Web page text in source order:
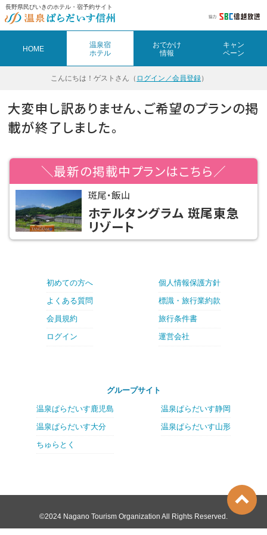
長野県民びいきのホテル・宿予約サイト
HOME
温泉宿
ホテル
おでかけ
情報
キャン
ペーン
こんにちは！ ゲストさん（ ログイン／会員登録）
大変申し訳ありません、ご希望のプランの掲
載が終了しました。
＼最新の掲載中プランはこちら／
斑尾・飯山
ホテルタングラム 斑尾東急
リゾート
初めての方へ
よくある質問
会員規約
ログイン
個人情報保護方針
標識・旅行業約款
旅行条件書
運営会社
グループサイト
温泉ぱらだいす鹿児島
温泉ぱらだいす大分
ちゅらとく
温泉ぱらだいす静岡
温泉ぱらだいす山形
©2024 Nagano Tourism Organization All Rights Reserved.